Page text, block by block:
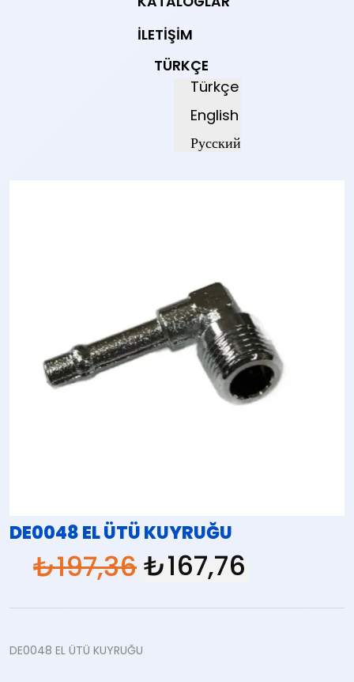
İLETIŞIM
TÜRKÇE
Türkçe
English
Русский
DE0048 EL ÜTÜ KUYRUĞU
₺197,36₺167,76
DE0048 EL ÜTÜ KUYRUĞU